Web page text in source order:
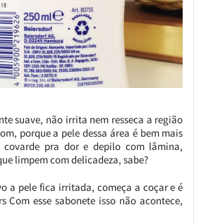
suave, não irrita nem resseca a região
porque a pele dessa área é bem mais
covarde pra dor e depilo com lâmina,
limpem com delicadeza, sabe?
a pele fica irritada, começa a coçar e é
Com esse sabonete isso não acontece,